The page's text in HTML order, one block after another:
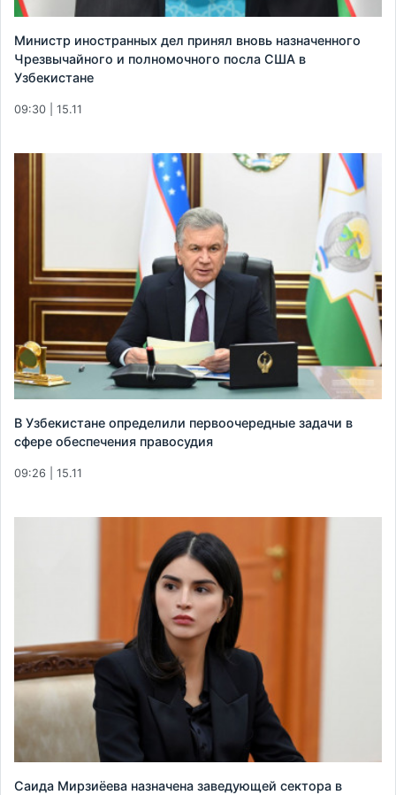
Министр иностранных дел принял вновь назначенного
Чрезвычайного и полномочного посла США в
Узбекистане
09:30 | 15.11
В Узбекистане определили первоочередные задачи в
сфере обеспечения правосудия
09:26 | 15.11
Саида Мирзиёева назначена заведующей сектора в